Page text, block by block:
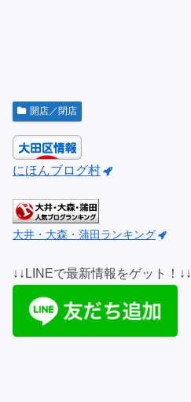
開店／閉店
にほんブログ村
大井・大森・蒲田ランキング
↓↓LINEで最新情報をゲット！↓↓